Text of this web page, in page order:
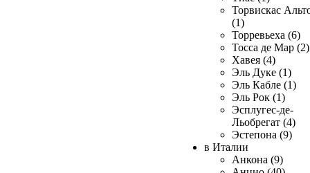
Торвискас
(1)
Торревьеха (6)
Тосса де Мар (2)
Хавея (4)
Эль Дуке (1)
Эль Кабле (1)
Эль Рок (1)
Эсплугес-де-
Льобрегат (4)
Эстепона (9)
в Италии
Анкона (9)